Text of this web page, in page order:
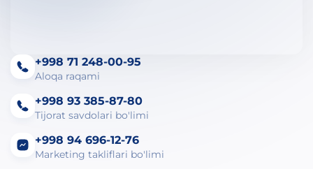
+998 71 248-00-95
Aloqa raqami
+998 93 385-87-80
Tijorat savdolari bo'limi
+998 94 696-12-76
Marketing takliflari bo'limi